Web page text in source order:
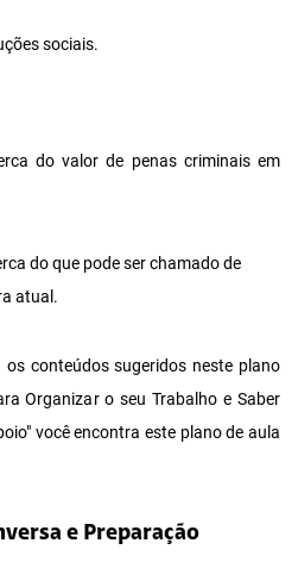
sociais.
do valor de penas criminais em
do que pode ser chamado de
atual.
conteúdos sugeridos neste plano
Organizar o seu Trabalho e Saber
você encontra este plano de aula
e Preparação